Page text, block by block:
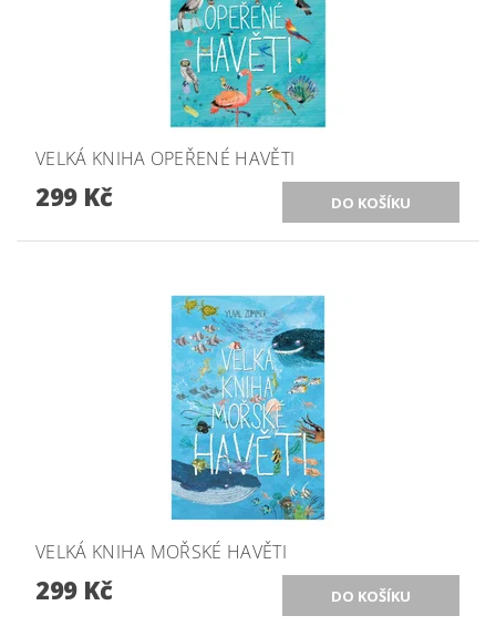
VELKÁ KNIHA OPEŘENÉ HAVĚTI
299 Kč
VELKÁ KNIHA MOŘSKÉ HAVĚTI
299 Kč